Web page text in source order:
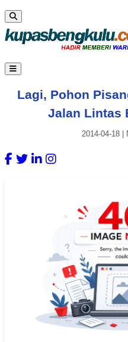
Lagi, Pohon
Jalan Lintas
2014-04-18